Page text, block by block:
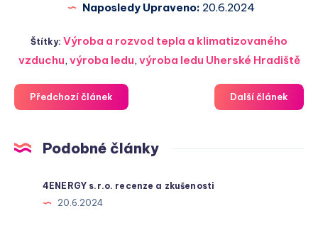
Naposledy Upraveno: 20.6.2024
Štítky:Výroba a rozvod tepla a klimatizovaného
vzduchu, výroba ledu, výroba ledu Uherské Hradiště
Předchozí článek Další článek
Podobné články
4ENERGY s.r.o. recenze a zkušenosti
20.6.2024